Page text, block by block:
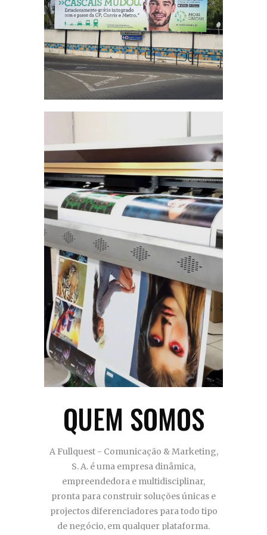
QUEM SOMOS
A Fullquest - Comunicação & Marketing,
S. A. é uma empresa dinâmica,
empreendedora e multidisciplinar,
pronta para construir soluções únicas e
projectos diferenciadores para todo tipo
de negócio, em qualquer plataforma.